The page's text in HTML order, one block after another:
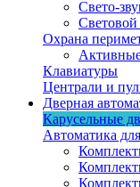
Свето-
Световой
Охрана
Клавиатуры
Централи и
Дверная
Карусельные
Автоматика